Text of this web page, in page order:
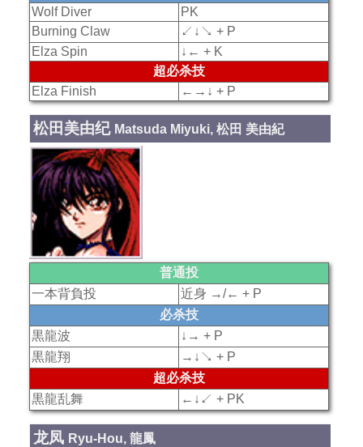
Wolf Diver
PK
Burning Claw
↙↓↘ + P
Elza Spin
↓← + K
超必杀技
Elza Finish
←→↓ + P
松田美由纪 Matsuda Miyuki, 松田 美由紀
普通投
一本背負投
近身 →/← + P
必杀技
黒龍波
↓→ + P
黒龍翔
→↓↘ + P
超必杀技
黒龍乱舞
←↓↙ + PK
龙凤 Ryu-Hou, 龍鳳